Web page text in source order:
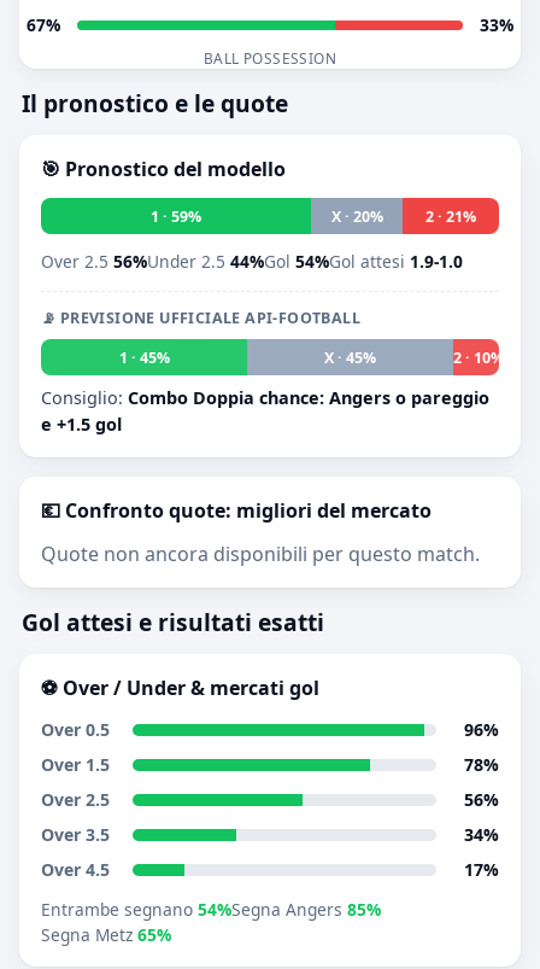
67% 33%
BALL POSSESSION
Il pronostico e le quote
🎯 Pronostico del modello
1 · 59% X · 20% 2 · 21%
Over 2.5 56%Under 2.5 44%Gol 54%Gol attesi 1.9-1.0
📡 PREVISIONE UFFICIALE API-FOOTBALL
1 · 45%
X · 45% 2 · 10%
Consiglio: Combo Doppia chance: Angers o pareggio
e +1.5 gol
💶 Confronto quote: migliori del mercato
Quote non ancora disponibili per questo match.
Gol attesi e risultati esatti
⚽ Over / Under & mercati gol
Over 0.5
96%
Over 1.5
78%
Over 2.5
56%
Over 3.5
34%
Over 4.5
17%
Entrambe segnano 54%Segna Angers 85%
Segna Metz 65%